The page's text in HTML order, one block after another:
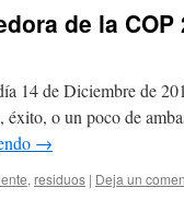
de la COP
14 de Diciembre de
o un poco de
→
, residuos | Deja un